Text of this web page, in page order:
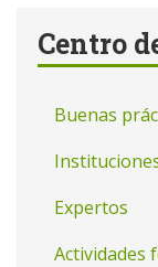
Centro
Buenas
Expertos
Actividades